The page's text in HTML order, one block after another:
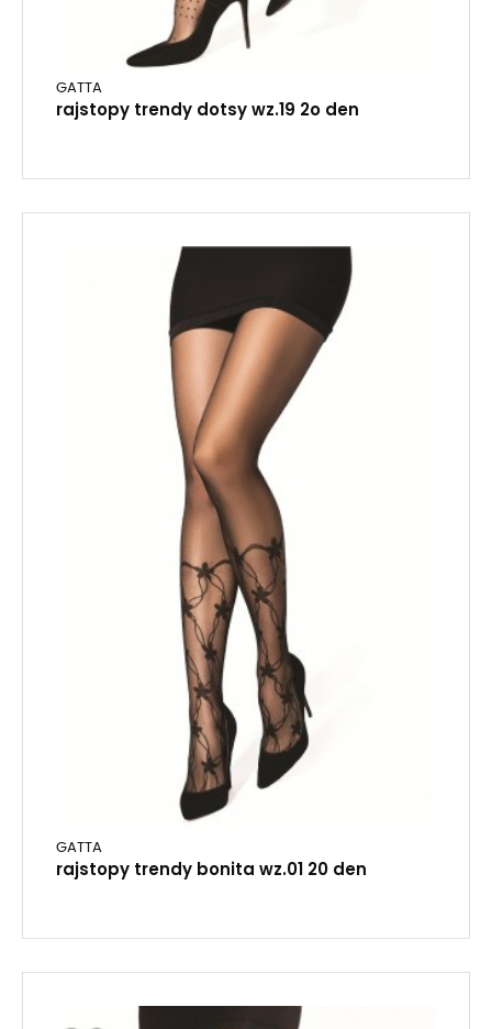
GATTA
rajstopy trendy dotsy wz.19 2o den
GATTA
rajstopy trendy bonita wz.01 20 den